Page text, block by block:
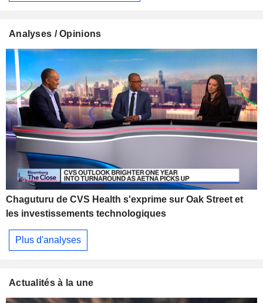
Analyses / Opinions
Chaguturu de CVS Health s'exprime sur Oak Street et
les investissements technologiques
Plus d'analyses
Actualités à la une